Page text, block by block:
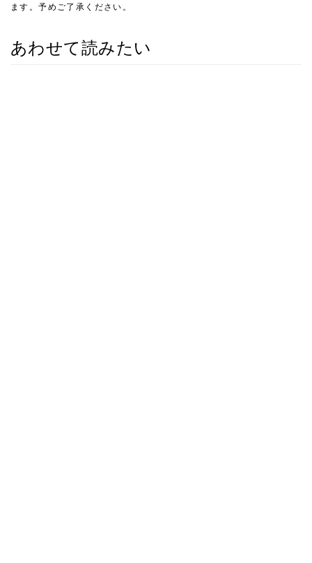
ます。予めご了承ください。
あわせて読みたい